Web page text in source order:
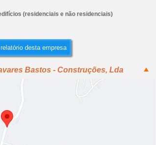
(residenciais e não residenciais)
desta empresa
Bastos - Construções, Lda